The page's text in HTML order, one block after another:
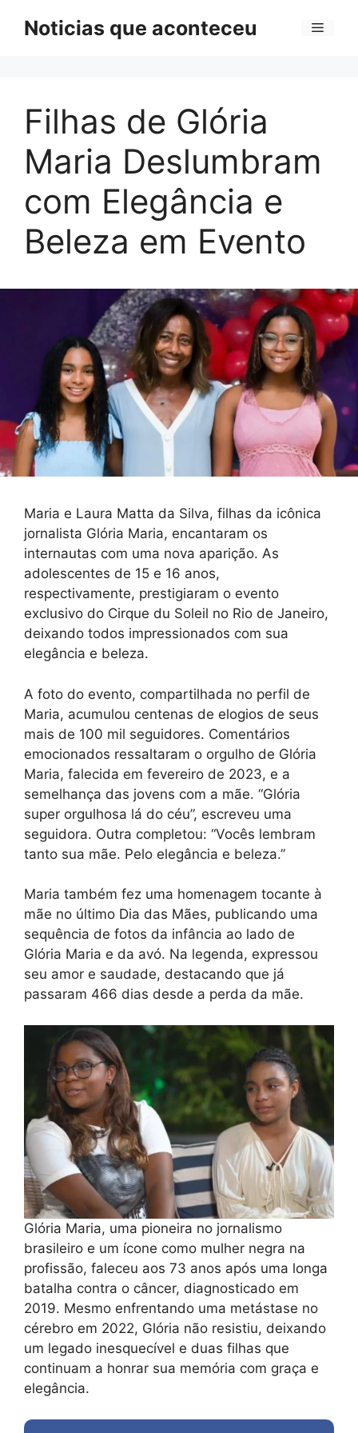
Noticias que aconteceu Menu
Filhas de Glória
Maria Deslumbram
com Elegância e
Beleza em Evento
Maria e Laura Matta da Silva, filhas da icônica
jornalista Glória Maria, encantaram os
internautas com uma nova aparição. As
adolescentes de 15 e 16 anos,
respectivamente, prestigiaram o evento
exclusivo do Cirque du Soleil no Rio de Janeiro,
deixando todos impressionados com sua
elegância e beleza.
A foto do evento, compartilhada no perfil de
Maria, acumulou centenas de elogios de seus
mais de 100 mil seguidores. Comentários
emocionados ressaltaram o orgulho de Glória
Maria, falecida em fevereiro de 2023, e a
semelhança das jovens com a mãe. “Glória
super orgulhosa lá do céu”, escreveu uma
seguidora. Outra completou: “Vocês lembram
tanto sua mãe. Pelo elegância e beleza.”
Maria também fez uma homenagem tocante à
mãe no último Dia das Mães, publicando uma
sequência de fotos da infância ao lado de
Glória Maria e da avó. Na legenda, expressou
seu amor e saudade, destacando que já
passaram 466 dias desde a perda da mãe.
Glória Maria, uma pioneira no jornalismo
brasileiro e um ícone como mulher negra na
profissão, faleceu aos 73 anos após uma longa
batalha contra o câncer, diagnosticado em
2019. Mesmo enfrentando uma metástase no
cérebro em 2022, Glória não resistiu, deixando
um legado inesquecível e duas filhas que
continuam a honrar sua memória com graça e
elegância.